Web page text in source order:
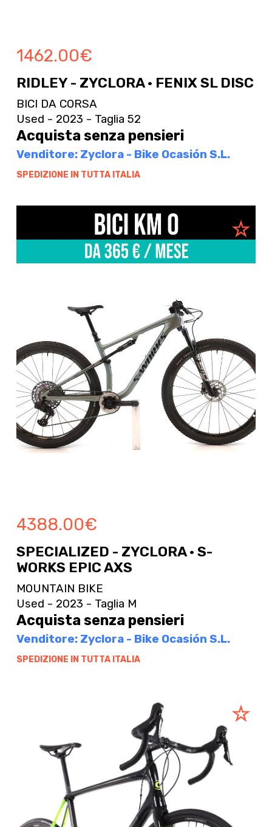
1462.00€
RIDLEY - ZYCLORA · FENIX SL DISC
BICI DA CORSA
Used - 2023 - Taglia 52
Acquista senza pensieri
Venditore: Zyclora - Bike Ocasión S.L.
SPEDIZIONE IN TUTTA ITALIA
4388.00€
SPECIALIZED - ZYCLORA · S-
WORKS EPIC AXS
MOUNTAIN BIKE
Used - 2023 - Taglia M
Acquista senza pensieri
Venditore: Zyclora - Bike Ocasión S.L.
SPEDIZIONE IN TUTTA ITALIA